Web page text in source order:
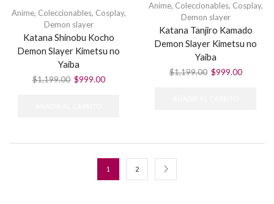
Anime, Coleccionables, Cosplay,
Demon slayer
Katana Shinobu Kocho
Demon Slayer Kimetsu no
Yaiba
$1,199.00 El
$999.00El
Anime, Coleccionables, Cosplay,
Demon slayer
Katana Tanjiro Kamado
Demon Slayer Kimetsu no
Yaiba
$1,199.00 El
$999.00El
1 2